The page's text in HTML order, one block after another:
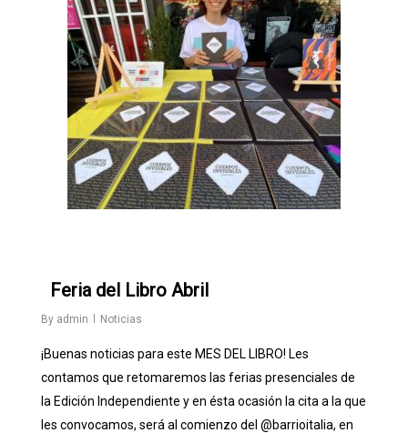
Feria del Libro Abril
By admin Noticias
¡Buenas noticias para este MES DEL LIBRO! Les
contamos que retomaremos las ferias presenciales de
la Edición Independiente y en ésta ocasión la cita a la que
les convocamos, será al comienzo del @barrioitalia, en